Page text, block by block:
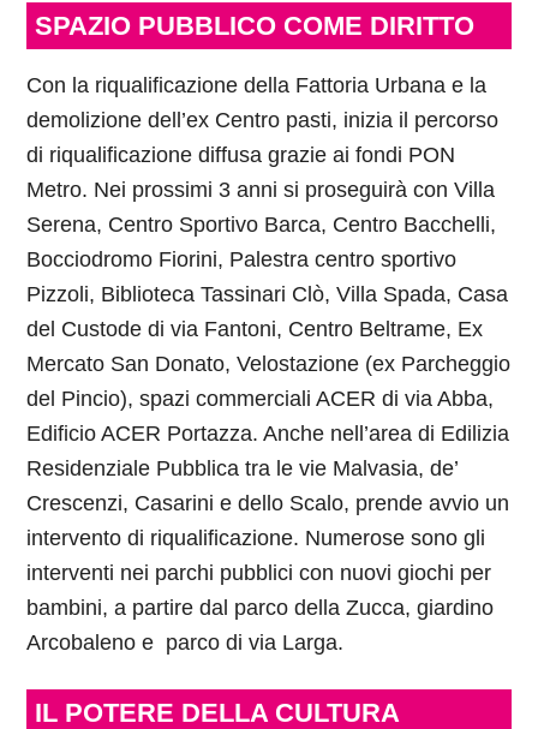
SPAZIO PUBBLICO COME DIRITTO
Con la riqualificazione della Fattoria Urbana e la
demolizione dell’ex Centro pasti, inizia il percorso
di riqualificazione diffusa grazie ai fondi PON
Metro. Nei prossimi 3 anni si proseguirà con Villa
Serena, Centro Sportivo Barca, Centro Bacchelli,
Bocciodromo Fiorini, Palestra centro sportivo
Pizzoli, Biblioteca Tassinari Clò, Villa Spada, Casa
del Custode di via Fantoni, Centro Beltrame, Ex
Mercato San Donato, Velostazione (ex Parcheggio
del Pincio), spazi commerciali ACER di via Abba,
Edificio ACER Portazza. Anche nell’area di Edilizia
Residenziale Pubblica tra le vie Malvasia, de’
Crescenzi, Casarini e dello Scalo, prende avvio un
intervento di riqualificazione. Numerose sono gli
interventi nei parchi pubblici con nuovi giochi per
bambini, a partire dal parco della Zucca, giardino
Arcobaleno e parco di via Larga.
IL POTERE DELLA CULTURA